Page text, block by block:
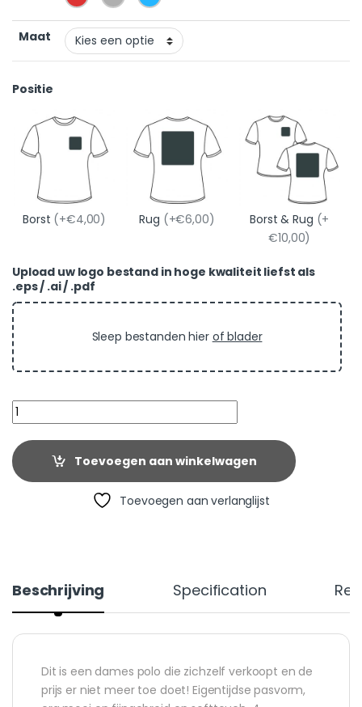
Maat
Positie
Borst (+€4,00) Rug (+€6,00) Borst & Rug (+
€10,00)
Upload uw logo bestand in hoge kwaliteit liefst als
.eps / .ai / .pdf
Sleep bestanden hier of blader
Quantity
Toevoegen aan winkelwagen
Toevoegen aan verlanglijst
Beschrijving Specification
Dit is een dames polo die zichzelf verkoopt en de
prijs er niet meer toe doet! Eigentijdse pasvorm,